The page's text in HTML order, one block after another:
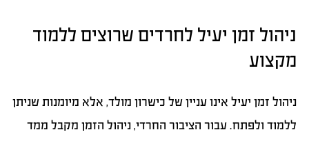
ניהול זמן יעיל לחרדים שרוצים ללמוד
מקצוע
ניהול זמן יעיל אינו עניין של כישרון מולד, אלא מיומנות שניתן
ללמוד ולפתח. עבור הציבור החרדי, ניהול הזמן מקבל ממד